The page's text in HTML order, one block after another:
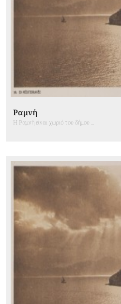
Ραμνή
Η Ραμνή είναι χωριό του δήμου ...